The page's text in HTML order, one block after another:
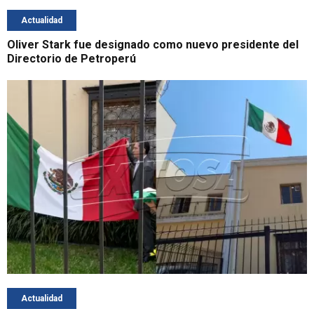
Actualidad
Oliver Stark fue designado como nuevo presidente del
Directorio de Petroperú
Actualidad